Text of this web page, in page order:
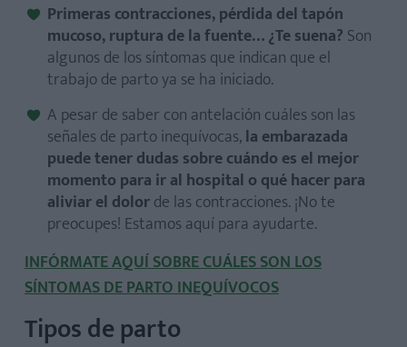
Primeras contracciones, pérdida del tapón
mucoso, ruptura de la fuente… ¿Te suena? Son
algunos de los síntomas que indican que el
trabajo de parto ya se ha iniciado.
A pesar de saber con antelación cuáles son las
señales de parto inequívocas,la embarazada
puede tener dudas sobre cuándo es el mejor
momento para ir al hospital o qué hacer para
aliviar el dolorde las contracciones. ¡No te
preocupes! Estamos aquí para ayudarte.
INFÓRMATE AQUÍ SOBRE CUÁLES SON LOS
SÍNTOMAS DE PARTO INEQUÍVOCOS
Tipos de parto